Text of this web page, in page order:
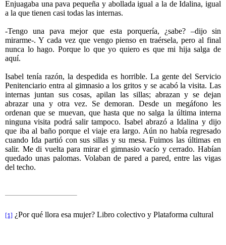
Enjuagaba una pava pequeña y abollada igual a la de Idalina, igual
a la que tienen casi todas las internas.
-Tengo una pava mejor que esta porquería, ¿sabe? –dijo sin
mirarme-. Y cada vez que vengo pienso en traérsela, pero al final
nunca lo hago. Porque lo que yo quiero es que mi hija salga de
aquí.
Isabel tenía razón, la despedida es horrible. La gente del Servicio
Penitenciario entra al gimnasio a los gritos y se acabó la visita. Las
internas juntan sus cosas, apilan las sillas; abrazan y se dejan
abrazar una y otra vez. Se demoran. Desde un megáfono les
ordenan que se muevan, que hasta que no salga la última interna
ninguna visita podrá salir tampoco. Isabel abrazó a Idalina y dijo
que iba al baño porque el viaje era largo. Aún no había regresado
cuando Ida partió con sus sillas y su mesa. Fuimos las últimas en
salir. Me di vuelta para mirar el gimnasio vacío y cerrado. Habían
quedado unas palomas. Volaban de pared a pared, entre las vigas
del techo.
[1] ¿Por qué llora esa mujer? Libro colectivo y Plataforma cultural